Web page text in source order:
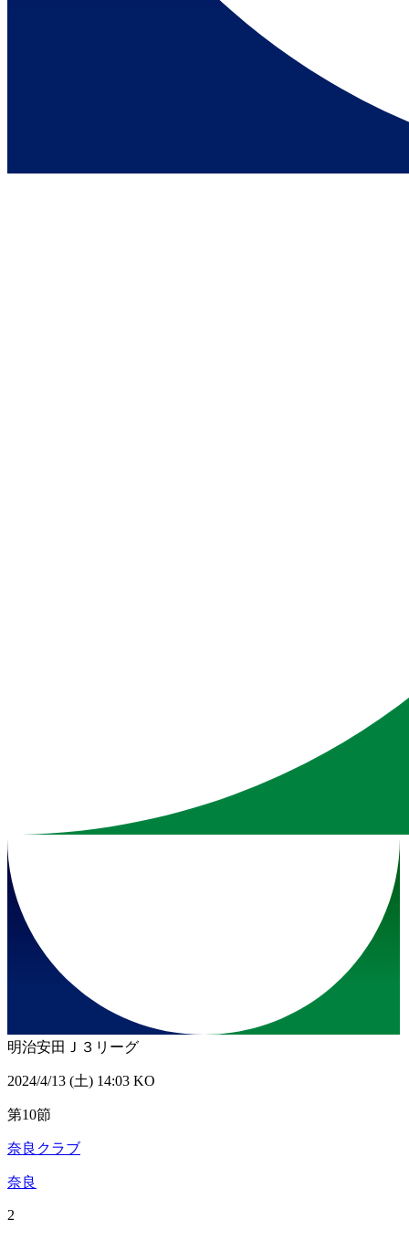
明治安田Ｊ３リーグ
2024/4/13 (土) 14:03 KO
第10節
奈良クラブ
奈良
2